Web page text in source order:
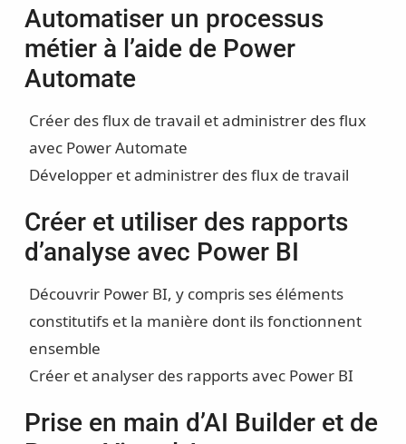
Automatiser un processus
métier à l’aide de Power
Automate
Créer des flux de travail et administrer des flux
avec Power Automate
Développer et administrer des flux de travail
Créer et utiliser des rapports
d’analyse avec Power BI
Découvrir Power BI, y compris ses éléments
constitutifs et la manière dont ils fonctionnent
ensemble
Créer et analyser des rapports avec Power BI
Prise en main d’AI Builder et de